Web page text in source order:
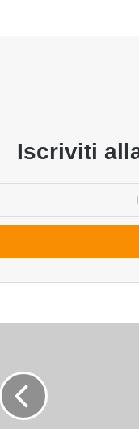
Iscriviti